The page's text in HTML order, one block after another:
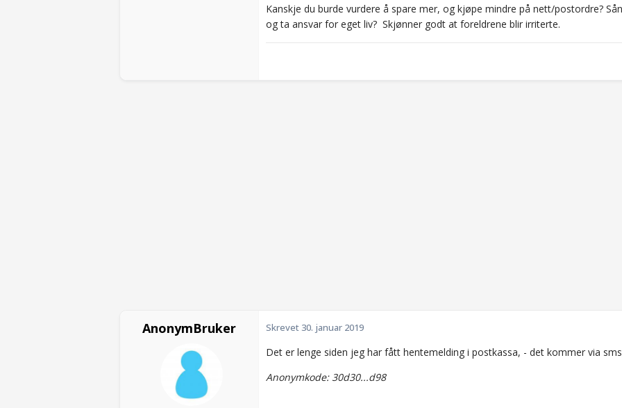
Kanskje du burde vurdere å spare mer, og kjøpe mindre på nett/postordre?
og ta ansvar for eget liv? Skjønner godt at foreldrene blir irriterte.
AnonymBruker Skrevet 30. januar 2019
Det er lenge siden jeg har fått hentemelding i postkassa, - det kommer via
Anonymkode: 30d30...d98